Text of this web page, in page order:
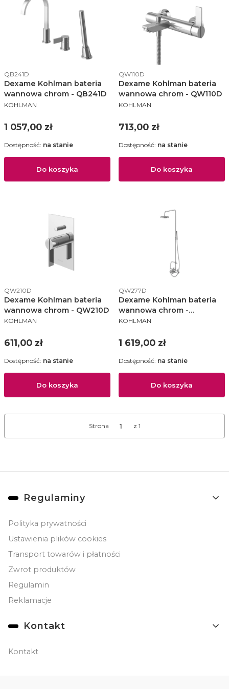
Kod produktu
QB241D
Dexame Kohlman bateria
wannowa chrom - QB241D
PRODUCENT
KOHLMAN
Cena
1 057,00 zł
Do koszyka
Dostępność: na stanie
Kod produktu
QW110D
Dexame Kohlman bateria
wannowa chrom - QW110D
PRODUCENT
KOHLMAN
Cena
713,00 zł
Do koszyka
Dostępność: na stanie
Kod produktu
QW210D
Dexame Kohlman bateria
wannowa chrom - QW210D
PRODUCENT
KOHLMAN
Cena
611,00 zł
Do koszyka
Dostępność: na stanie
Kod produktu
QW277D
Dexame Kohlman bateria
wannowa chrom -
QW277D
PRODUCENT
KOHLMAN
Cena
1 619,00 zł
Do koszyka
Dostępność: na stanie
Strona z 1
Linki w stopce
Regulaminy
Polityka prywatności
Ustawienia plików cookies
Transport towarów i płatności
Zwrot produktów
Regulamin
Reklamacje
Kontakt
Kontakt